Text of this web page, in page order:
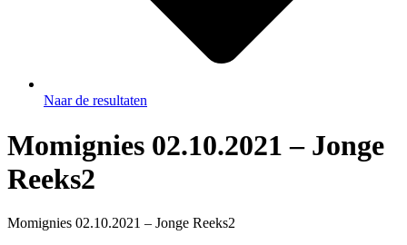
Naar de resultaten
Momignies 02.10.2021 – Jonge
Reeks2
Momignies 02.10.2021 – Jonge Reeks2